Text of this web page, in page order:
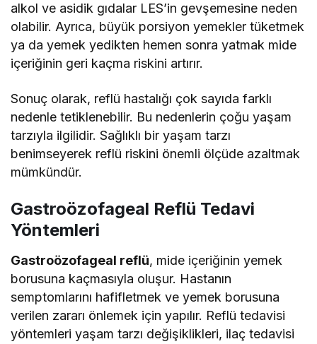
alkol ve asidik gıdalar LES’in gevşemesine neden
olabilir. Ayrıca, büyük porsiyon yemekler tüketmek
ya da yemek yedikten hemen sonra yatmak mide
içeriğinin geri kaçma riskini artırır.
Sonuç olarak, reflü hastalığı çok sayıda farklı
nedenle tetiklenebilir. Bu nedenlerin çoğu yaşam
tarzıyla ilgilidir. Sağlıklı bir yaşam tarzı
benimseyerek reflü riskini önemli ölçüde azaltmak
mümkündür.
Gastroözofageal Reflü Tedavi
Yöntemleri
Gastroözofageal reflü, mide içeriğinin yemek
borusuna kaçmasıyla oluşur. Hastanın
semptomlarını hafifletmek ve yemek borusuna
verilen zararı önlemek için yapılır. Reflü tedavisi
yöntemleri yaşam tarzı değişiklikleri, ilaç tedavisi